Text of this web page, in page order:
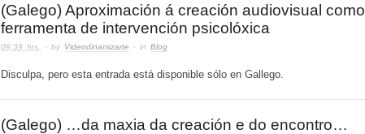
(Galego) Aproximación á creación audiovisual como
ferramenta de intervención psicolóxica
09:39 hrs. · by Videodinamizarte · in Blog
Disculpa, pero esta entrada está disponible sólo en Gallego.
(Galego) …da maxia da creación e do encontro…